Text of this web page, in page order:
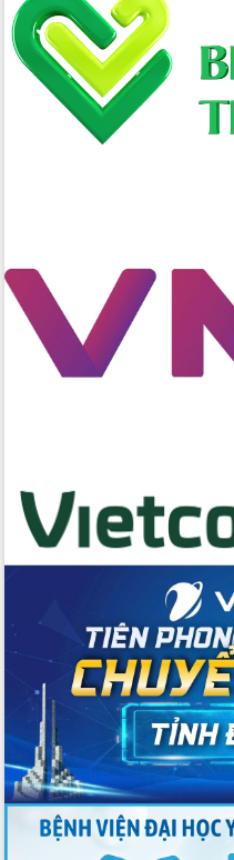
đấu có 77% xã đạt chuẩn nông thôn
mới
Chuyển đổi số 'mở đường' cho nông
nghiệp Đắk Lắk tăng trưởng bứt phá
Triển khai đồng bộ đo đạc, lập hồ sơ
địa chính, hoàn thiện cơ sở dữ liệu đất
Đảng từ Sổ tay đảng viên điện tử
Đắk Lắk đẩy mạnh nuôi biển công
nghệ, hướng tới phát triển thủy sản
bền vững
Tập huấn nâng cao năng lực triển khai
2026
Đẩy mạnh cải cách hành chính, quyết
tâm đạt được mục tiêu tăng trưởng
hai con số trong năm 2026
Tổ chức trang trọng Lễ hội Đền thờ
Lương Văn Chánh năm 2026
Phó Bí thư Tỉnh ủy Đắk Lắk Đỗ Hữu
Huy giữ chức Bí thư Đảng ủy Ủy Ban
Nhân dân tỉnh
Bệnh án điện tử thúc đẩy chuyển đổi
số y tế tại Đắk Lắk
Chuyển đổi số thư viện: Mở rộng
không gian tri thức trong thời đại số
Đánh giá, rút kinh nghiệm công tác tổ
chức diễn tập trước ngày bầu cử